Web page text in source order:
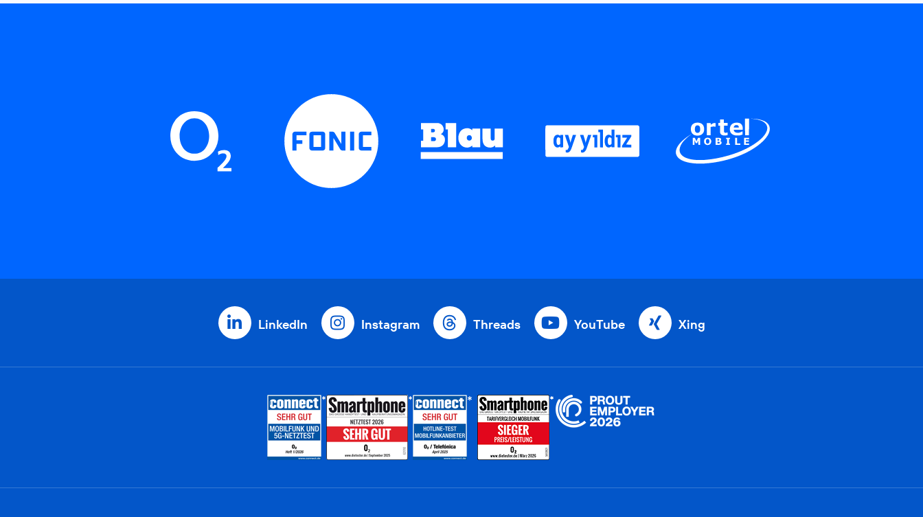
LinkedIn Instagram Threads YouTube Xing